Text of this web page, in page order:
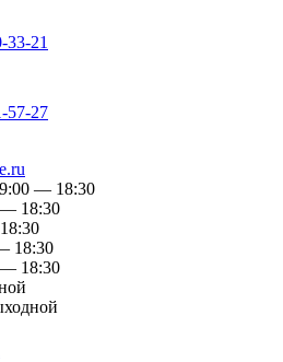
33-21
57-27
— 18:30
18:30
18:30
18:30